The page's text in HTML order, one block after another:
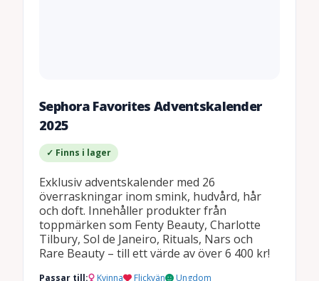
Sephora Favorites Adventskalender
2025
✓ Finns i lager
Exklusiv adventskalender med 26
överraskningar inom smink, hudvård, hår
och doft. Innehåller produkter från
toppmärken som Fenty Beauty, Charlotte
Tilbury, Sol de Janeiro, Rituals, Nars och
Rare Beauty – till ett värde av över 6 400 kr!
Passar till: Kvinna Flickvän Ungdom